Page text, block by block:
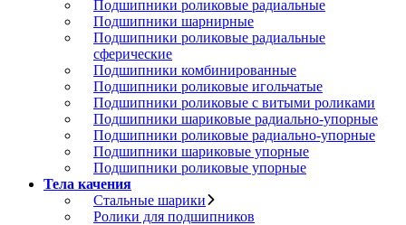
Подшипники роликовые радиальные
Подшипники шарнирные
Подшипники роликовые радиальные
сферические
Подшипники комбинированные
Подшипники роликовые игольчатые
Подшипники роликовые с витыми роликами
Подшипники шариковые радиально-упорные
Подшипники роликовые радиально-упорные
Подшипники шариковые упорные
Подшипники роликовые упорные
Тела качения
Стальные шарики
Ролики для подшипников